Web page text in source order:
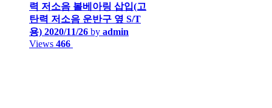
력 저소음 볼베아링 삽입(고
탄력 저소음 운반구 옆 S/T
용) 2020/11/26 by admin
Views 466